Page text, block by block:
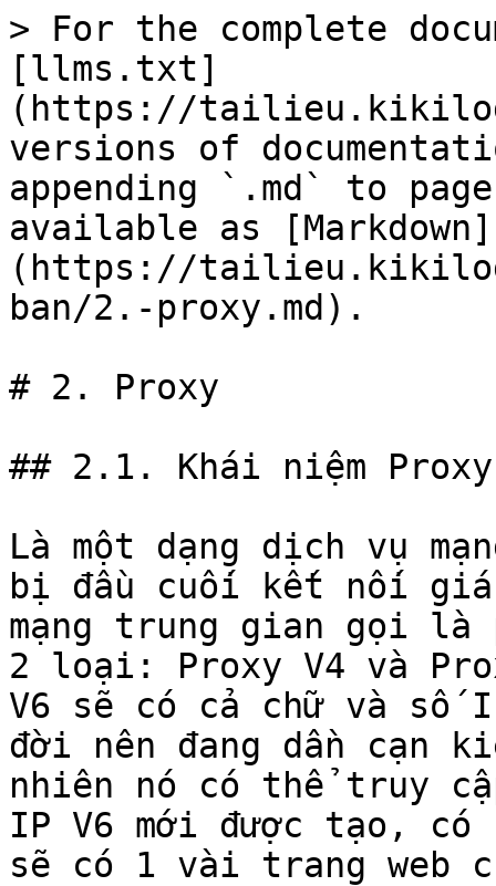
> For the complete
[llms.txt]
(https://
versions of
appending `.md` to
available as [Markdown]
(https://
ban/2.-proxy.md).
# 2. Proxy
## 2.1. Khái niệm Proxy
Là một dạng dịch vụ
bị đầu cuối kết nối
mạng trung gian gọi là
2 loại: Proxy V4 và
V6 sẽ có cả chữ và số
đời nên đang dần cạn
nhiên nó có thể truy
IP V6 mới được tạo, có
sẽ có 1 vài trang web